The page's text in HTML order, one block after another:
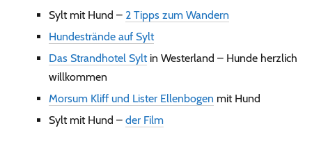
Sylt mit Hund – 2 Tipps zum Wandern
Hundestrände auf Sylt
Das Strandhotel Syltin Westerland – Hunde herzlich
willkommen
Morsum Kliff und Lister Ellenbogen mit Hund
Sylt mit Hund – der Film